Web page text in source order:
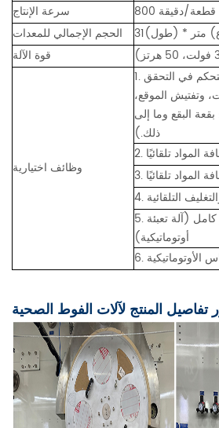
سرعة الإنتاج
800 قطعة/دقيقة
الحجم الإجمالي للمعدات
قوة الآلة
وظائف اختيارية
1. نظام مراقبة الكاميرا (التحكم في التحقق
وتفتيش الموقع،
البقع وما إلى
ذلك.)
المواد تلقائيًا
المواد تلقائيًا
التلقائية
5. مكدس تحكم سيرفو كامل (آلة تعبئة
أوتوماتيكية)
الأوتوماتيكية
تفاصيل المنتج لآلات الفوط الصحية